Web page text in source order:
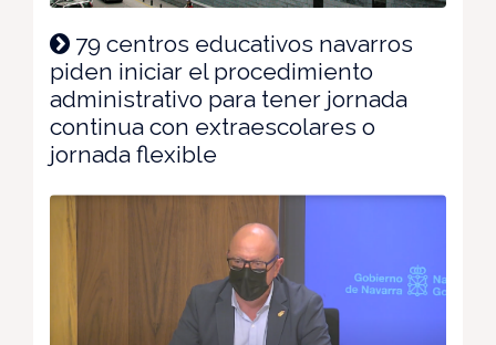
79 centros educativos navarros
piden iniciar el procedimiento
administrativo para tener jornada
continua con extraescolares o
jornada flexible